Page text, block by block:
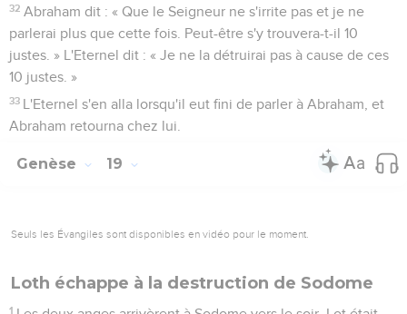
32 Abraham dit : « Que le Seigneur ne s'irrite pas et je ne
parlerai plus que cette fois. Peut-être s'y trouvera-t-il 10
justes. » L'Eternel dit : « Je ne la détruirai pas à cause de ces
10 justes. »
33 L'Eternel s'en alla lorsqu'il eut fini de parler à Abraham, et
Abraham retourna chez lui.
Genèse 19
Seuls les Évangiles sont disponibles en vidéo pour le moment.
Loth échappe à la destruction de Sodome
1